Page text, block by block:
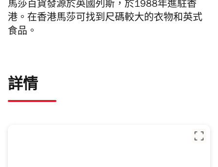
馬莎百貨發源於英國列斯，於1988年進駐香
港。在香港馬莎可找到尺碼較大的衣物和英式
食品。
詳情